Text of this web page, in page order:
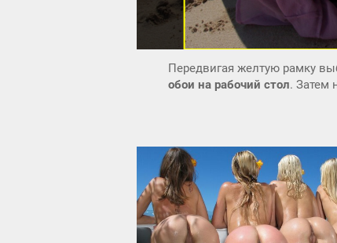
Передвигая желтую рамку
обои на рабочий стол. Затем